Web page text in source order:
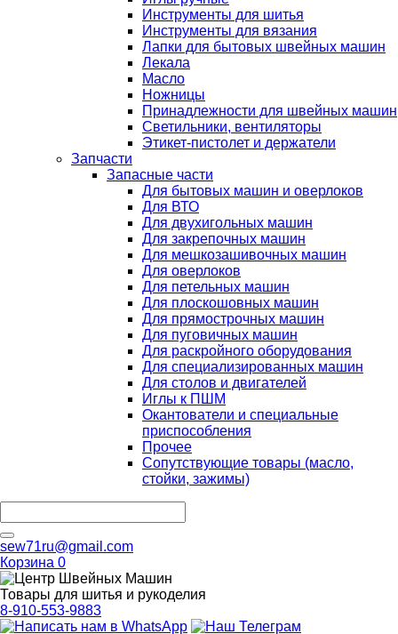
Инструменты для шитья
Инструменты для вязания
Лапки для бытовых швейных машин
Лекала
Масло
Ножницы
Принадлежности для швейных машин
Светильники, вентиляторы
Этикет-пистолет и держатели
Запчасти
Запасные части
Для бытовых машин и оверлоков
Для ВТО
Для двухигольных машин
Для закрепочных машин
Для мешкозашивочных машин
Для оверлоков
Для петельных машин
Для плоскошовных машин
Для прямострочных машин
Для пуговичных машин
Для раскройного оборудования
Для специализированных машин
Для столов и двигателей
Иглы к ПШМ
Окантователи и специальные
приспособления
Прочее
Сопутствующие товары (масло,
стойки, зажимы)
sew71ru@gmail.com
Корзина 0
Товары для шитья и рукоделия
8-910-553-9883